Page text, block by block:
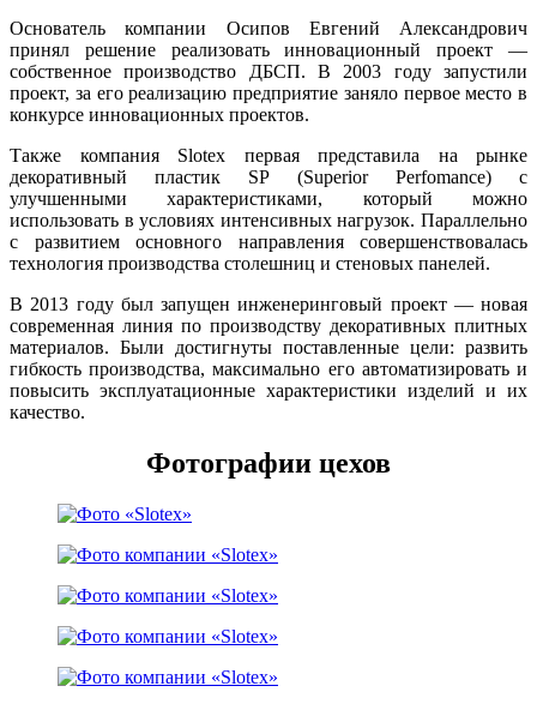
Основатель компании Осипов Евгений Александрович
принял решение реализовать инновационный проект —
собственное производство ДБСП. В 2003 году запустили
проект, за его реализацию предприятие заняло первое место в
конкурсе инновационных проектов.
Также компания Slotex первая представила на рынке
декоративный пластик SP (Superior Perfomance) с
улучшенными характеристиками, который можно
использовать в условиях интенсивных нагрузок. Параллельно
с развитием основного направления совершенствовалась
технология производства столешниц и стеновых панелей.
В 2013 году был запущен инженеринговый проект — новая
современная линия по производству декоративных плитных
материалов. Были достигнуты поставленные цели: развить
гибкость производства, максимально его автоматизировать и
повысить эксплуатационные характеристики изделий и их
качество.
Фотографии цехов